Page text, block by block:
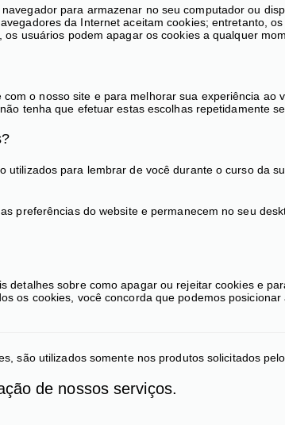
para armazenar no seu computador ou
da Internet aceitam cookies; entretanto,
usuários podem apagar os cookies a qualquer
o nosso site e para melhorar sua experiência
tenha que efetuar estas escolhas repetidamente
utilizados para lembrar de você durante o curso da
preferências do website e permanecem no seu
detalhes sobre como apagar ou rejeitar cookies e
os cookies, você concorda que podemos
são utilizados somente nos produtos solicitados
de nossos serviços.